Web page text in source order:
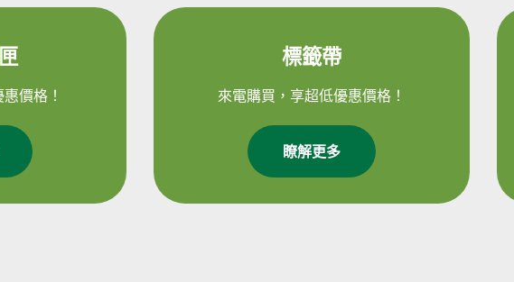
價格！
標籤帶
來電購買，享超低優惠價格！
瞭解更多